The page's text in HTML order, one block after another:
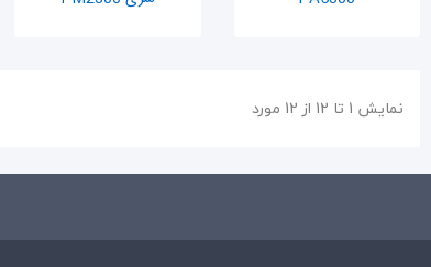
اضافه به سبد
نمایش 1 تا 12 از 12 مورد